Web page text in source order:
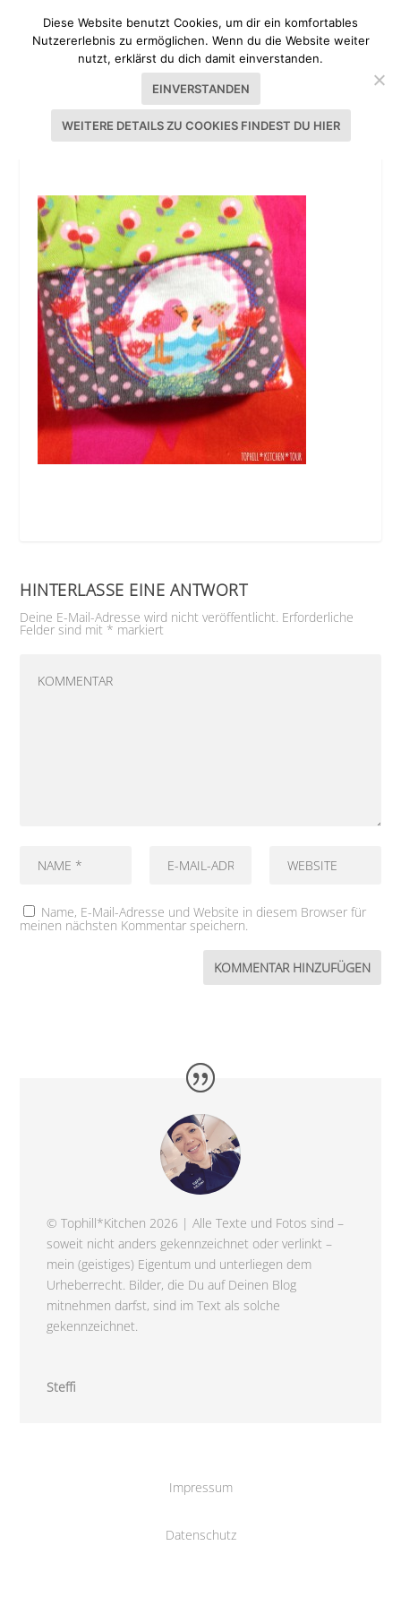
PUMP-IT-UP
HINTERLASSE EINE ANTWORT
Deine E-Mail-Adresse wird nicht veröffentlicht. Erforderliche
Felder sind mit * markiert
Name, E-Mail-Adresse und Website in diesem Browser für
meinen nächsten Kommentar speichern.
© Tophill*Kitchen 2026 | Alle Texte und Fotos sind –
soweit nicht anders gekennzeichnet oder verlinkt –
mein (geistiges) Eigentum und unterliegen dem
Urheberrecht. Bilder, die Du auf Deinen Blog
mitnehmen darfst, sind im Text als solche
gekennzeichnet.
Steffi
Impressum
Datenschutz
Diese Website benutzt Cookies, um dir ein komfortables
Nutzererlebnis zu ermöglichen. Wenn du die Website weiter
nutzt, erklärst du dich damit einverstanden.
EINVERSTANDEN
WEITERE DETAILS ZU COOKIES FINDEST DU HIER